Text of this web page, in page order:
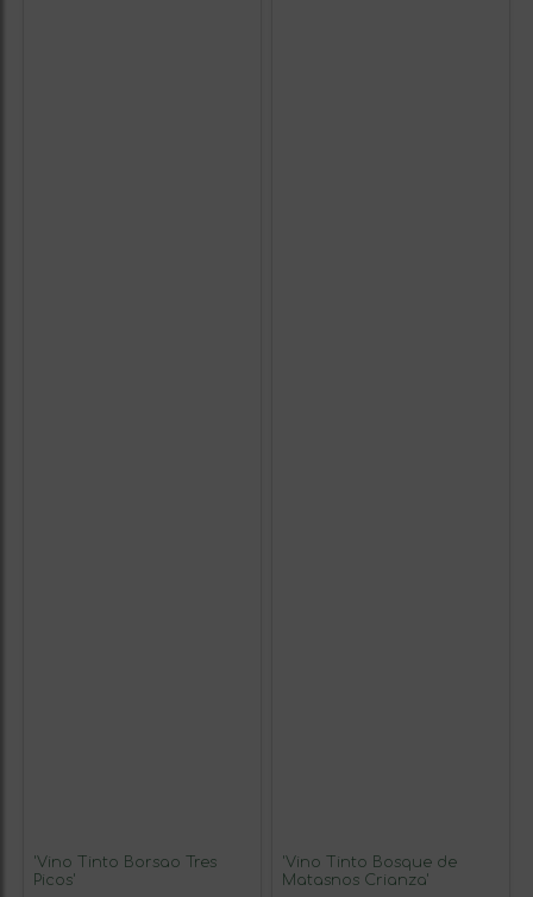
'Vino Tinto Borsao Tres
Picos'
'Vino Tinto Bosque de
Matasnos Crianza'